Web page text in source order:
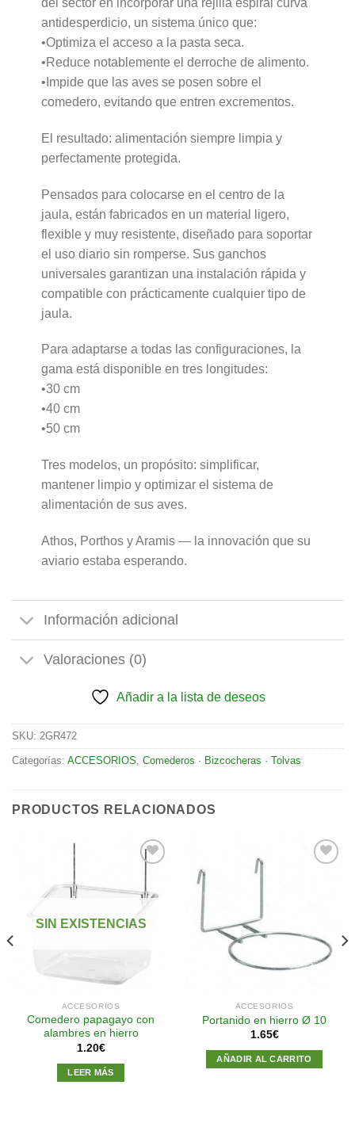
del sector en incorporar una rejilla espiral curva
antidesperdicio, un sistema único que:
•Optimiza el acceso a la pasta seca.
•Reduce notablemente el derroche de alimento.
•Impide que las aves se posen sobre el
comedero, evitando que entren excrementos.
El resultado: alimentación siempre limpia y
perfectamente protegida.
Pensados para colocarse en el centro de la
jaula, están fabricados en un material ligero,
flexible y muy resistente, diseñado para soportar
el uso diario sin romperse. Sus ganchos
universales garantizan una instalación rápida y
compatible con prácticamente cualquier tipo de
jaula.
Para adaptarse a todas las configuraciones, la
gama está disponible en tres longitudes:
•30 cm
•40 cm
•50 cm
Tres modelos, un propósito: simplificar,
mantener limpio y optimizar el sistema de
alimentación de sus aves.
Athos, Porthos y Aramis — la innovación que su
aviario estaba esperando.
Información adicional
Valoraciones (0)
Añadir a la lista de deseos
SKU: 2GR472
Categorías: ACCESORIOS Comederos · Bizcocheras · Tolvas
PRODUCTOS RELACIONADOS
lista de
SIN EXISTENCIAS
ACCESORIOS
Comedero papagayo con
alambres en hierro
1.20€
LEER MÁS
deseos
ACCESORIOS
Portanido en hierro Ø 10
1.65€
AÑADIR AL CARRITO